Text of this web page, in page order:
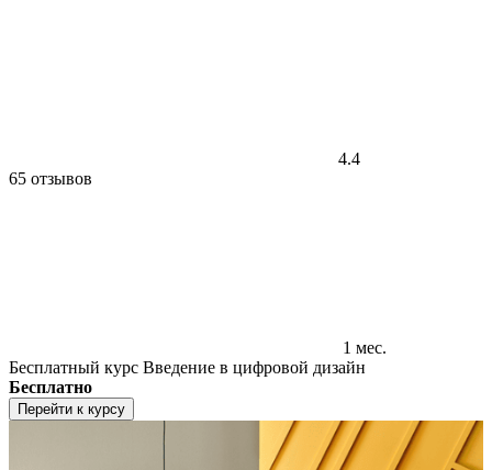
4.4
65 отзывов
1 мес.
Бесплатный курс Введение в цифровой дизайн
Бесплатно
Перейти к курсу